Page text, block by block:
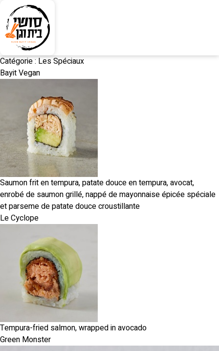
Catégorie :Les Spéciaux
Bayit Vegan
Saumon frit en tempura, patate douce en tempura, avocat,
enrobé de saumon grillé, nappé de mayonnaise épicée spéciale
et parseme de patate douce croustillante
Le Cyclope
Tempura-fried salmon, wrapped in avocado
Green Monster